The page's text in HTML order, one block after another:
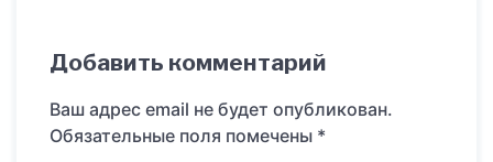
Добавить комментарий
Ваш адрес email не будет опубликован.
Обязательные поля помечены *